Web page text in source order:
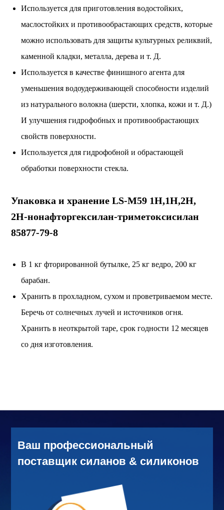
Используется для приготовления водостойких,
маслостойких и противообрастающих средств, которые
можно использовать для защиты культурных реликвий,
каменной кладки, металла, дерева и т. Д.
Используется в качестве финишного агента для
уменьшения водоудерживающей способности изделий
из натурального волокна (шерсти, хлопка, кожи и т. Д.)
И улучшения гидрофобных и противообрастающих
свойств поверхности.
Используется для гидрофобной и обрастающей
обработки поверхности стекла.
Упаковка и хранение LS-M59 1H,1H,2H,
2H-нонафторгексилан-триметоксисилан
85877-79-8
В 1 кг фторированной бутылке, 25 кг ведро, 200 кг
барабан.
Хранить в прохладном, сухом и проветриваемом месте.
Беречь от солнечных лучей и источников огня.
Хранить в неоткрытой таре, срок годности 12 месяцев
со дня изготовления.
Ваш профессиональный
поставщик силанов & силиконов